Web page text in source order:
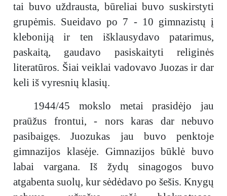
tai buvo uždrausta, būreliai buvo suskirstyti
grupėmis. Sueidavo po 7 - 10 gimnazistų į
kleboniją ir ten išklausydavo patarimus,
paskaitą, gaudavo pasiskaityti religinės
literatūros. Šiai veiklai vadovavo Juozas ir dar
keli iš vyresnių klasių.
1944/45 mokslo metai prasidėjo jau
praūžus frontui, - nors karas dar nebuvo
pasibaigęs. Juozukas jau buvo penktoje
gimnazijos klasėje. Gimnazijos būklė buvo
labai vargana. Iš žydų sinagogos buvo
atgabenta suolų, kur sėdėdavo po šešis. Knygų